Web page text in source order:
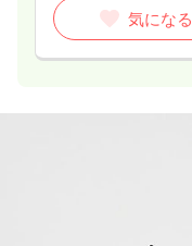
気になる